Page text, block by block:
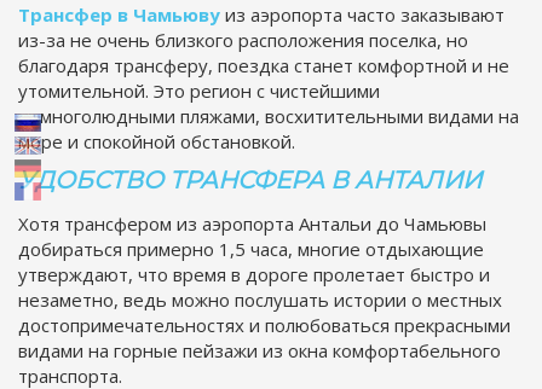
Трансфер в Чамьюву из аэропорта часто заказывают
из-за не очень близкого расположения поселка, но
благодаря трансферу, поездка станет комфортной и не
утомительной. Это регион с чистейшими
немноголюдными пляжами, восхитительными видами на
море и спокойной обстановкой.
УДОБСТВО ТРАНСФЕРА В АНТАЛИИ
Хотя трансфером из аэропорта Антальи до Чамьювы
добираться примерно 1,5 часа, многие отдыхающие
утверждают, что время в дороге пролетает быстро и
незаметно, ведь можно послушать истории о местных
достопримечательностях и полюбоваться прекрасными
видами на горные пейзажи из окна комфортабельного
транспорта.